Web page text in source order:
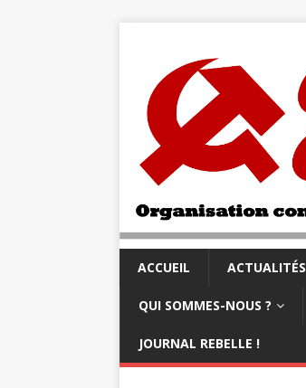
ACCUEIL ACTUALITÉS
QUI SOMMES-NOUS ?
JOURNAL REBELLE !